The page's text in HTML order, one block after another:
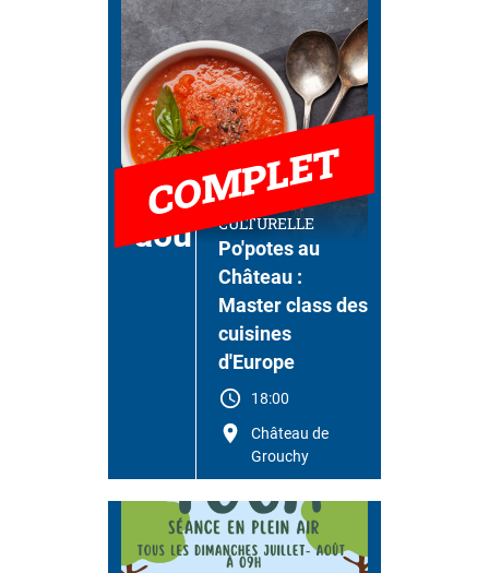
COMPLET
28
aoû
SAISON
CULTURELLE
Po'potes au
Château :
Master class des
cuisines
d'Europe
18:00
Château de
Grouchy